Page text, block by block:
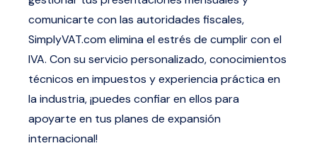
comunicarte con las autoridades fiscales,
SimplyVAT.comelimina el estrés de cumplir con el
IVA. Con su servicio personalizado, conocimientos
técnicos en impuestos y experiencia práctica en
la industria, ¡puedes confiar en ellos para
apoyarte en tus planes de expansión
internacional!